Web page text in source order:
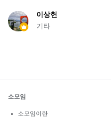
이상헌
기타
소모임
소모임이란